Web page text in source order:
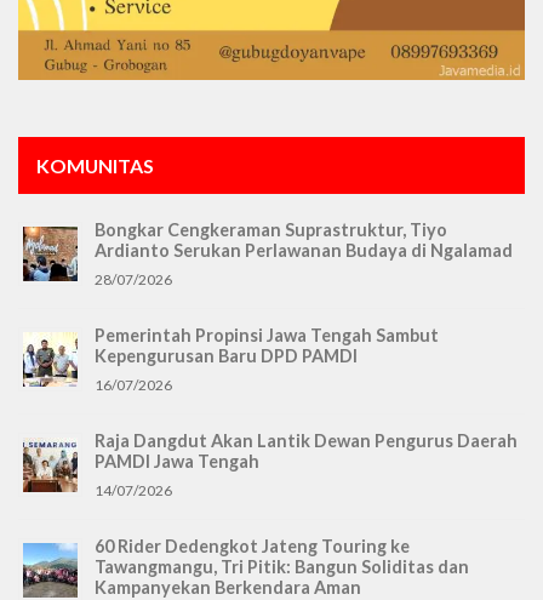
KOMUNITAS
Bongkar Cengkeraman Suprastruktur, Tiyo
Ardianto Serukan Perlawanan Budaya di Ngalamad
28/07/2026
Pemerintah Propinsi Jawa Tengah Sambut
Kepengurusan Baru DPD PAMDI
16/07/2026
Raja Dangdut Akan Lantik Dewan Pengurus Daerah
PAMDI Jawa Tengah
14/07/2026
60 Rider Dedengkot Jateng Touring ke
Tawangmangu, Tri Pitik: Bangun Soliditas dan
Kampanyekan Berkendara Aman